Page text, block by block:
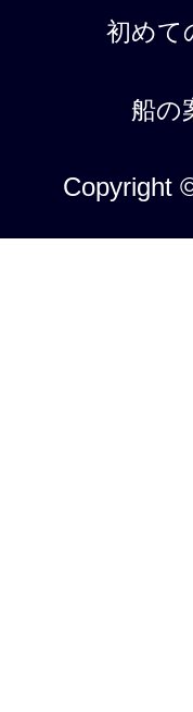
初めて
船の
Copyright